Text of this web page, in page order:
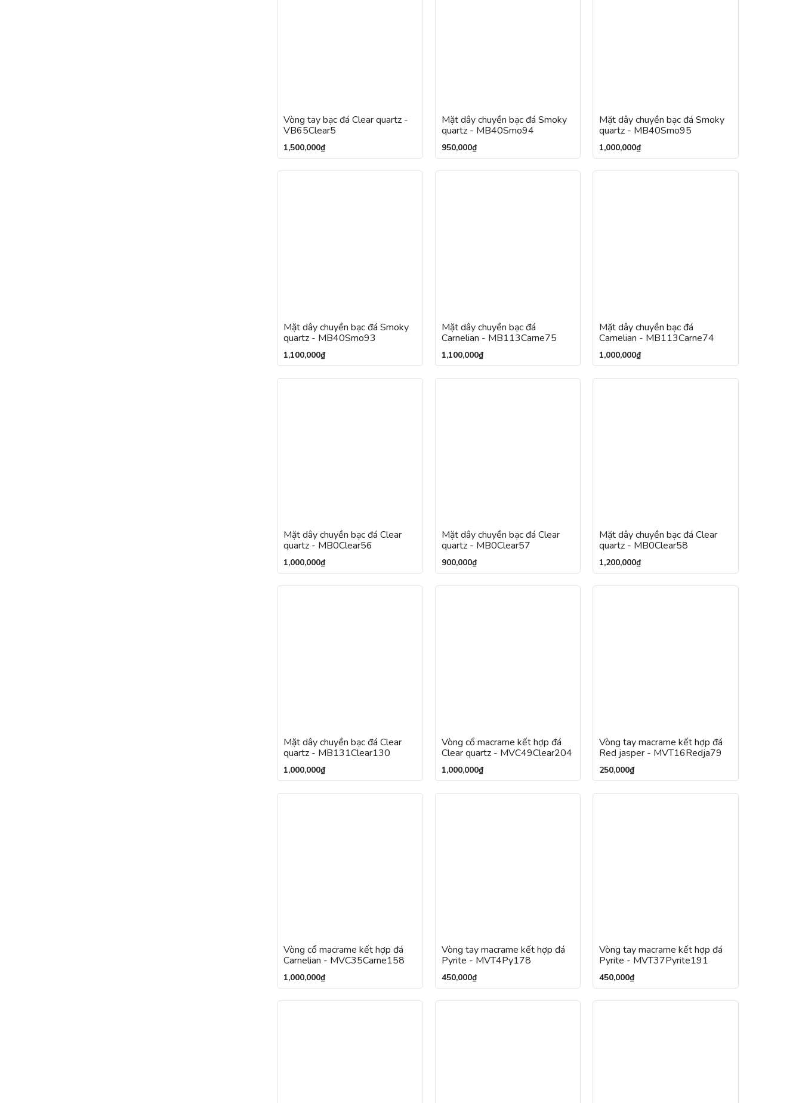
Vòng tay bạc đá Clear quartz -
VB65Clear5
1,500,000₫
Mặt dây chuyền bạc đá Smoky
quartz - MB40Smo94
950,000₫
Mặt dây chuyền bạc đá Smoky
quartz - MB40Smo95
1,000,000₫
Mặt dây chuyền bạc đá Smoky
quartz - MB40Smo93
1,100,000₫
Mặt dây chuyền bạc đá
Carnelian - MB113Carne75
1,100,000₫
Mặt dây chuyền bạc đá
Carnelian - MB113Carne74
1,000,000₫
Mặt dây chuyền bạc đá Clear
quartz - MB0Clear56
1,000,000₫
Mặt dây chuyền bạc đá Clear
quartz - MB0Clear57
900,000₫
Mặt dây chuyền bạc đá Clear
quartz - MB0Clear58
1,200,000₫
Mặt dây chuyền bạc đá Clear
quartz - MB131Clear130
1,000,000₫
Vòng cổ macrame kết hợp đá
Clear quartz - MVC49Clear204
1,000,000₫
Vòng tay macrame kết hợp đá
Red jasper - MVT16Redja79
250,000₫
Vòng cổ macrame kết hợp đá
Carnelian - MVC35Carne158
1,000,000₫
Vòng tay macrame kết hợp đá
Pyrite - MVT4Py178
450,000₫
Vòng tay macrame kết hợp đá
Pyrite - MVT37Pyrite191
450,000₫